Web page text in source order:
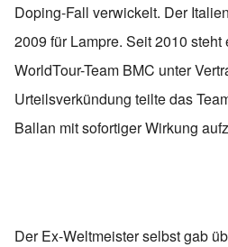
Doping-Fall verwickelt. Der
2009 für Lampre. Seit 2010
WorldTour-Team BMC unter
Urteilsverkündung teilte das
Ballan mit sofortiger Wirkung
Der Ex-Weltmeister selbst gab